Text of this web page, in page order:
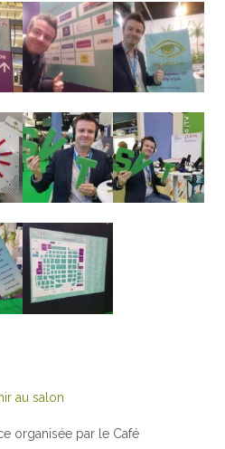
au salon
organisée par le Café